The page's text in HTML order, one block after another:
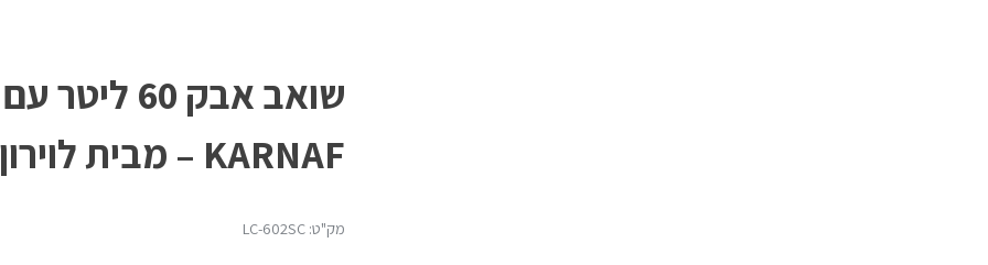
שואב אבק 60
KARNAF – מבית לוירון
מק"ט: LC-602SC